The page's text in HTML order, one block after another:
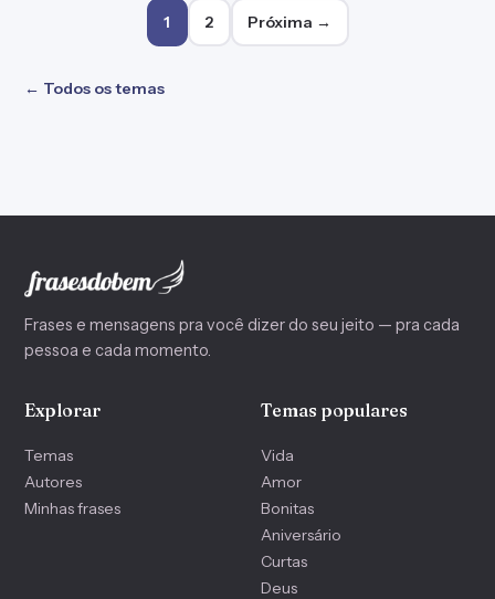
Paginação de posts
1 2 Próxima →
← Todos os temas
Frases e mensagens pra você dizer do seu jeito — pra cada
pessoa e cada momento.
Explorar
Temas
Autores
Minhas frases
Temas populares
Vida
Amor
Bonitas
Aniversário
Curtas
Deus